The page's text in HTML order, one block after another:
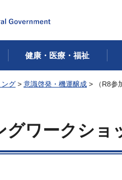
健康・医療・福祉
ング > 意識啓発・機運醸成 > （R8参
グワークショ